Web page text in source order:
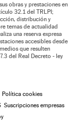
obras y prestaciones en
32.1 del TRLPI;
distribución y
temas de actualidad
una reserva expresa
accesibles desde
que resulten
del Real Decreto - ley
Política cookies
Suscripciones empresas